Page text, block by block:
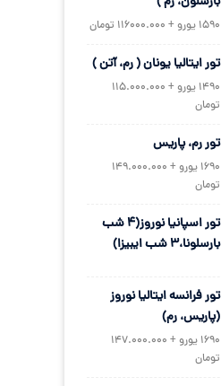
1590 یورو + 116000.000 تومان
تور ایتالیا یونان ( رم، آتن )
1490 یورو + 115.000.000
تومان
تور رم، پاریس
1690 یورو + 149.000.000
تومان
تور اسپانیا نوروز(4 شب
بارسلونا،3 شب ایبیزا)
تور فرانسه ایتالیا نوروز
(پاریس، رم)
1690 یورو + 147.000.000
تومان